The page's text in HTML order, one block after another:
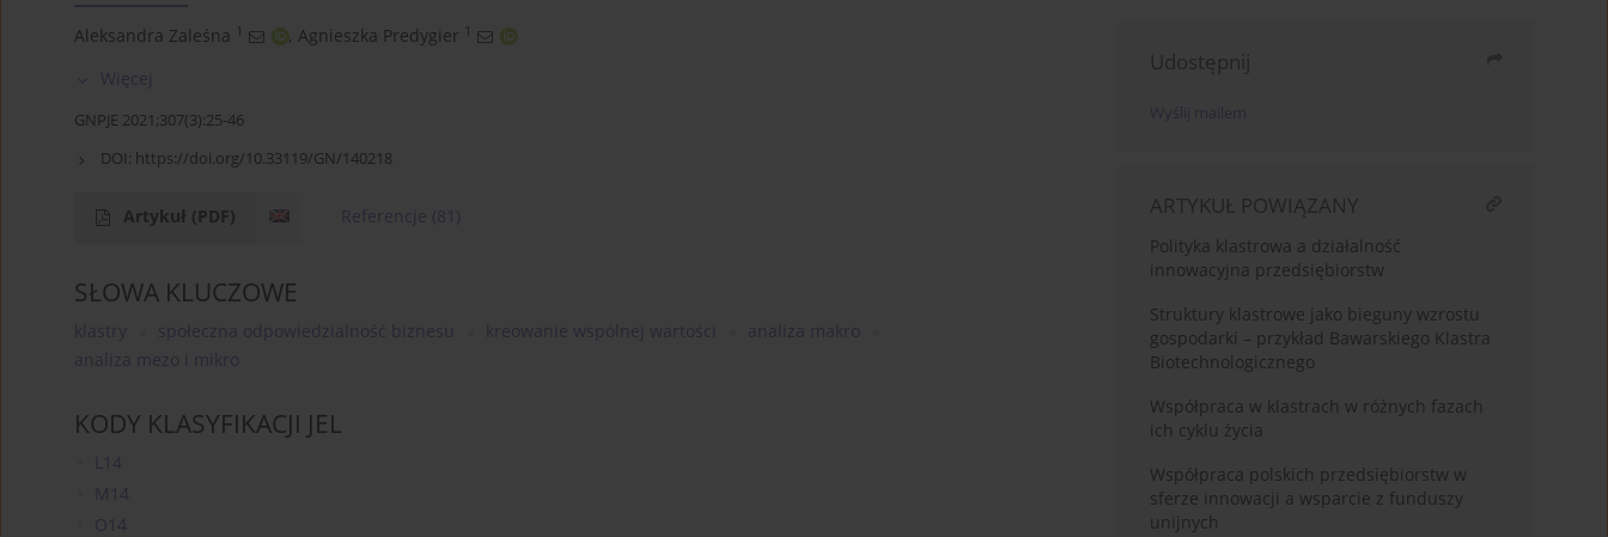
Aleksandra Zaleśna 1 , Agnieszka Predygier 1
Więcej
GNPJE 2021;307(3):25-46
DOI: https://doi.org/10.33119/GN/140218
Artykuł (PDF) Referencje (81)
SŁOWA KLUCZOWE
klastry społeczna odpowiedzialność biznesu kreowanie wspólnej wartości
analiza makro
analiza mezo i mikro
KODY KLASYFIKACJI JEL
L14
M14
O14
Udostępnij
ARTYKUŁ POWIĄZANY
Polityka klastrowa a działalność
innowacyjna przedsiębiorstw
Struktury klastrowe jako bieguny wzrostu
gospodarki – przykład Bawarskiego Klastra
Biotechnologicznego
Współpraca w klastrach w różnych fazach
ich cyklu życia
Współpraca polskich przedsiębiorstw w
sferze innowacji a wsparcie z funduszy
unijnych